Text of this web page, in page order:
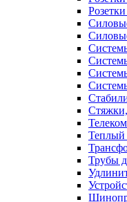
Теплый
Трубы